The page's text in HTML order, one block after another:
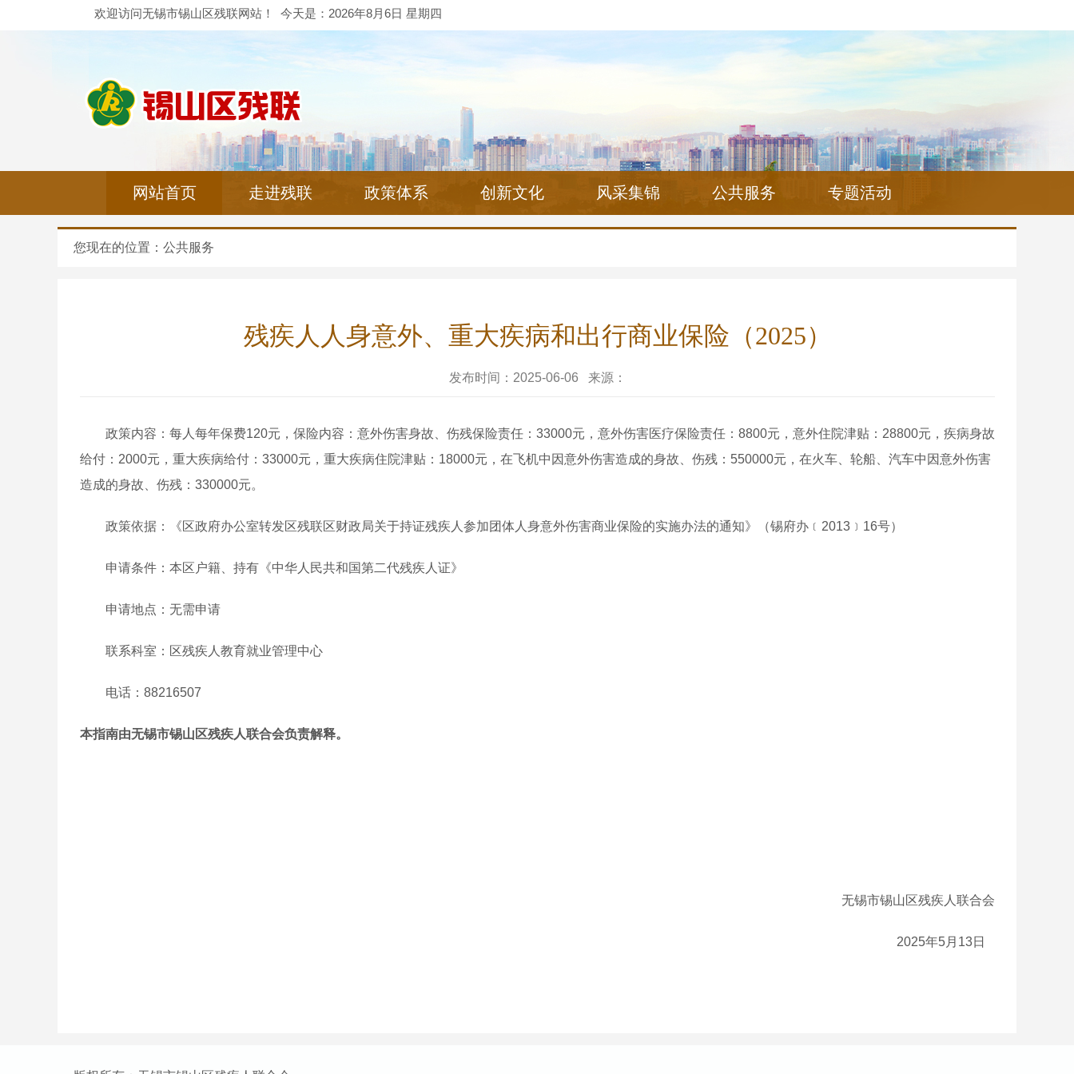
欢迎访问无锡市锡山区残联网站！ 今天是： 2026年8月6日 星期四
网站首页 走进残联 政策体系 创新文化 风采集锦 公共服务 专题活动
您现在的位置： 公共服务
残疾人人身意外、重大疾病和出行商业保险（2025）
发布时间：2025-06-06 来源：
政策内容：每人每年保费120元，保险内容：意外伤害身故、伤残保险责任：33000元，意外伤害医疗保险责任：8800元，意外住院津贴：28800元，疾病身故
给付：2000元，重大疾病给付：33000元，重大疾病住院津贴：18000元，在飞机中因意外伤害造成的身故、伤残：550000元，在火车、轮船、汽车中因意外伤害
造成的身故、伤残：330000元。
政策依据：《区政府办公室转发区残联区财政局关于持证残疾人参加团体人身意外伤害商业保险的实施办法的通知》（锡府办﹝2013﹞16号）
申请条件：本区户籍、持有《中华人民共和国第二代残疾人证》
申请地点：无需申请
联系科室：区残疾人教育就业管理中心
电话：88216507
本指南由无锡市锡山区残疾人联合会负责解释。
无锡市锡山区残疾人联合会
2025年5月13日